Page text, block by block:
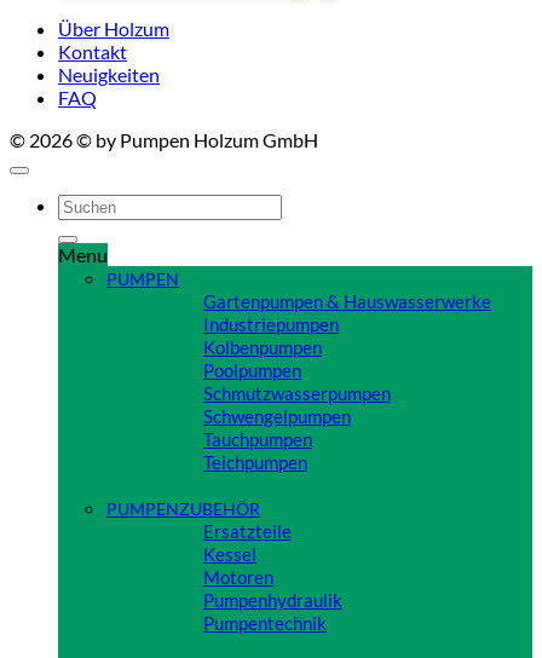
Über Holzum
Kontakt
Neuigkeiten
FAQ
© 2026 © by Pumpen Holzum GmbH
Suchen
nach:
Menu
PUMPEN
Gartenpumpen & Hauswasserwerke
Industriepumpen
Kolbenpumpen
Poolpumpen
Schmutzwasserpumpen
Schwengelpumpen
Tauchpumpen
Teichpumpen
PUMPENZUBEHÖR
Ersatzteile
Kessel
Motoren
Pumpenhydraulik
Pumpentechnik